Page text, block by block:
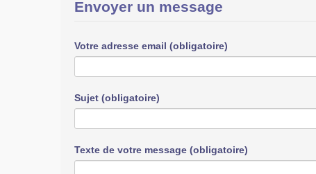
Envoyer un message
Votre adresse email (obligatoire)
Sujet (obligatoire)
Texte de votre message (obligatoire)